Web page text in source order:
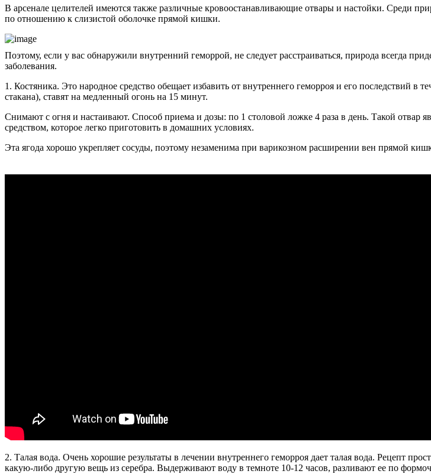
В арсенале целителей имеются также различные кровоостанавливающие отвары и настойки. Среди
по отношению к слизистой оболочке прямой кишки.
Поэтому, если у вас обнаружили внутренний геморрой, не следует расстраиваться, природа всегда
заболевания.
1. Костяника. Это народное средство обещает избавить от внутреннего геморроя и его последствий в
стакана), ставят на медленный огонь на 15 минут.
Снимают с огня и настаивают. Способ приема и дозы: по 1 столовой ложке 4 раза в день. Такой
средством, которое легко приготовить в домашних условиях.
Эта ягода хорошо укрепляет сосуды, поэтому незаменима при варикозном расширении вен прямой
2. Талая вода. Очень хорошие результаты в лечении внутреннего геморроя дает талая вода. Рецепт
какую-либо другую вещь из серебра. Выдерживают воду в темноте 10-12 часов, разливают ее по